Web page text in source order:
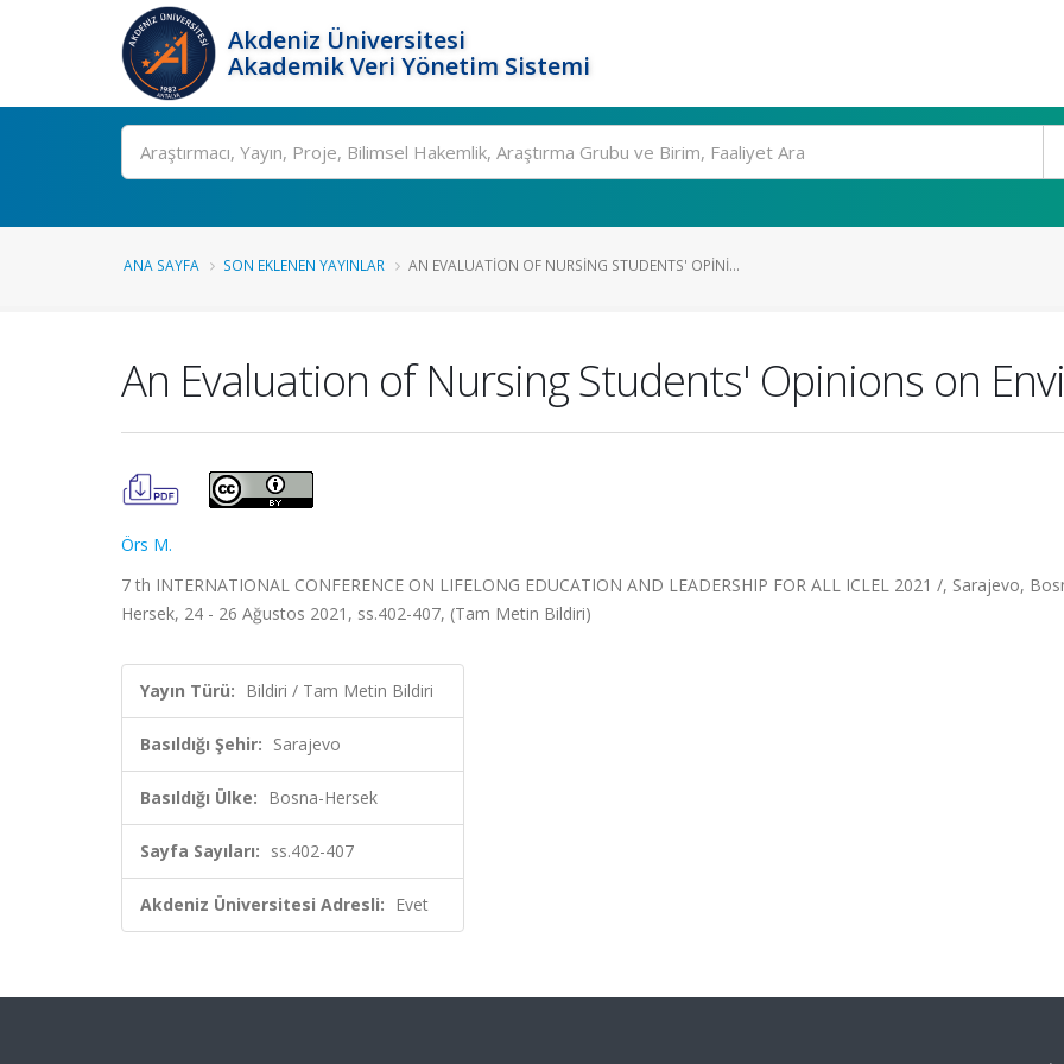
Akdeniz Üniversitesi
Akademik Veri Yönetim Sistemi
Ara
ANA SAYFA SON EKLENEN YAYINLAR AN EVALUATION OF NURSING STUDENTS' OPINI...
An Evaluation of Nursing Students' Opinions on
Örs M.
7 th INTERNATIONAL CONFERENCE ON LIFELONG EDUCATION AND LEADERSHIP FOR ALL ICLEL 2021 /, Sarajevo,
Hersek, 24 - 26 Ağustos 2021, ss.402-407, (Tam Metin Bildiri)
Yayın Türü: Bildiri / Tam Metin Bildiri
Basıldığı Şehir: Sarajevo
Basıldığı Ülke: Bosna-Hersek
Sayfa Sayıları: ss.402-407
Akdeniz Üniversitesi Adresli: Evet